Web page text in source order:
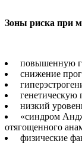
Зоны риска при
повышенную
снижение
генетическую
низкий
«синдром
отягощенного
физические